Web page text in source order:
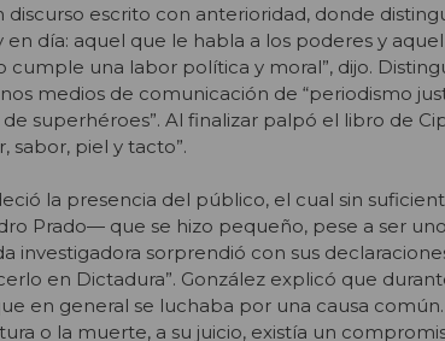
discurso escrito con anterioridad, donde
día: aquel que le habla a los poderes y
cumple una labor política y moral”, dijo.
medios de comunicación de “periodismo
superhéroes”. Al finalizar palpó el libro de
sabor, piel y tacto”.
la presencia del público, el cual sin
Prado— que se hizo pequeño, pese a ser
investigadora sorprendió con sus
en Dictadura”. González explicó que
en general se luchaba por una causa
o la muerte, a su juicio, existía un